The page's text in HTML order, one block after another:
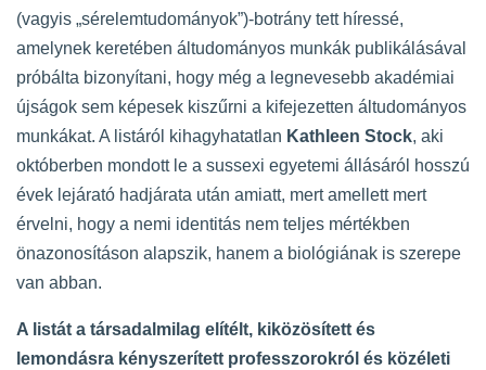
(vagyis „sérelemtudományok”)-botrány tett híressé,
amelynek keretében áltudományos munkák publikálásával
próbálta bizonyítani, hogy még a legnevesebb akadémiai
újságok sem képesek kiszűrni a kifejezetten áltudományos
munkákat. A listáról kihagyhatatlan Kathleen Stock, aki
októberben mondott le a sussexi egyetemi állásáról hosszú
évek lejárató hadjárata után amiatt, mert amellett mert
érvelni, hogy a nemi identitás nem teljes mértékben
önazonosításon alapszik, hanem a biológiának is szerepe
van abban.
A listát a társadalmilag elítélt, kiközösített és
lemondásra kényszerített professzorokról és közéleti